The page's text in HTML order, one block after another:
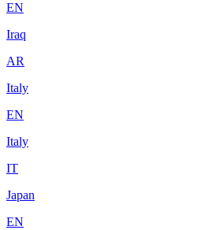
EN
Iraq
AR
Italy
EN
Italy
IT
Japan
EN